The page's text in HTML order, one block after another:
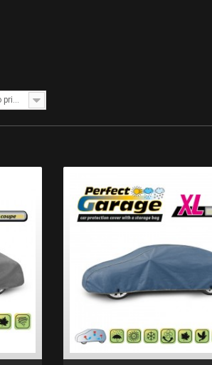
Referencia: más bajo primero